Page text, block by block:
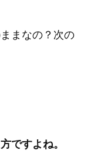
まなの？次の
ですよね。